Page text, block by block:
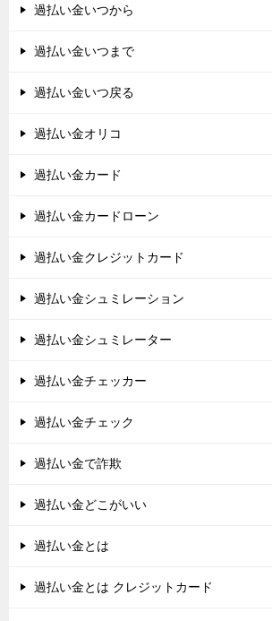
過払い金いつから
過払い金いつまで
過払い金いつ戻る
過払い金オリコ
過払い金カード
過払い金カードローン
過払い金クレジットカード
過払い金シュミレーション
過払い金シュミレーター
過払い金チェッカー
過払い金チェック
過払い金で詐欺
過払い金どこがいい
過払い金とは
過払い金とは クレジットカード